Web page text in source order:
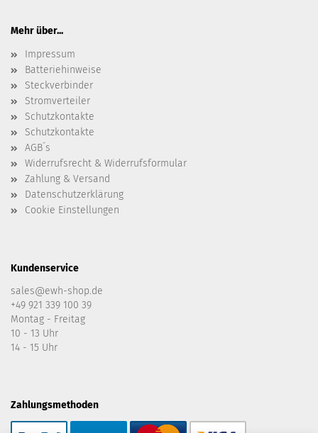
Mehr über...
Impressum
Batteriehinweise
Steckverbinder
Stromverteiler
Schutzkontakte
Schutzkontakte
AGB´s
Widerrufsrecht & Widerrufsformular
Zahlung & Versand
Datenschutzerklärung
Cookie Einstellungen
Kundenservice
sales@ewh-shop.de
+49 921 339 100 39
Montag - Freitag
10 - 13 Uhr
14 - 15 Uhr
Zahlungsmethoden